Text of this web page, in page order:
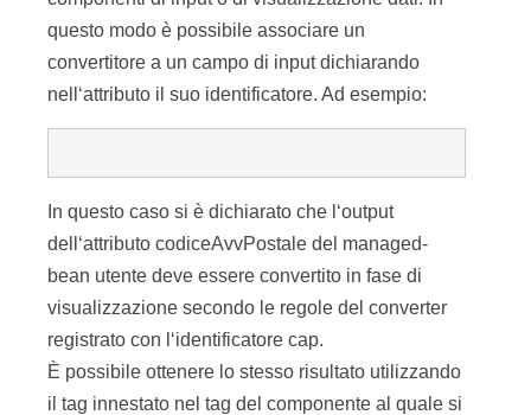
questo modo è possibile associare un
convertitore a un campo di input dichiarando
nell‘attributo il suo identificatore. Ad esempio:
In questo caso si è dichiarato che l‘output
dell‘attributo codiceAvvPostale del managed-
bean utente deve essere convertito in fase di
visualizzazione secondo le regole del converter
registrato con l‘identificatore cap.
È possibile ottenere lo stesso risultato utilizzando
il tag innestato nel tag del componente al quale si